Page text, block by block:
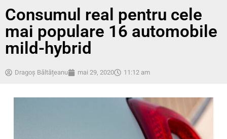
Consumul real pentru cele
mai populare 16 automobile
mild-hybrid
Dragoș Băltățeanu mai 29, 2020 11:12 am